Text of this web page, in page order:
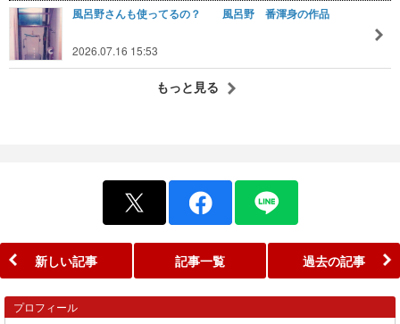
風呂野さんも使ってるの？ 風呂野 番渾身の作品
2026.07.16 15:53
もっと見る
新しい記事 記事一覧 過去の記事
プロフィール